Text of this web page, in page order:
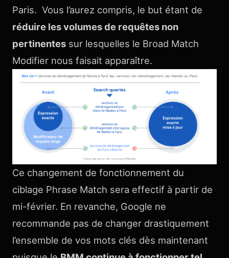
Paris. Vous l’aurez compris, le but étant de
réduire les volumes de requêtes non
pertinentes sur lesquelles le Broad Match
Modifier nous faisait apparaître.
Ce changement de fonctionnement du
ciblage Phrase Match sera effectif à partir de
mi-février. En revanche, Google ne
recommande pas de changer drastiquement
l’ensemble de vos mots clés dès maintenant